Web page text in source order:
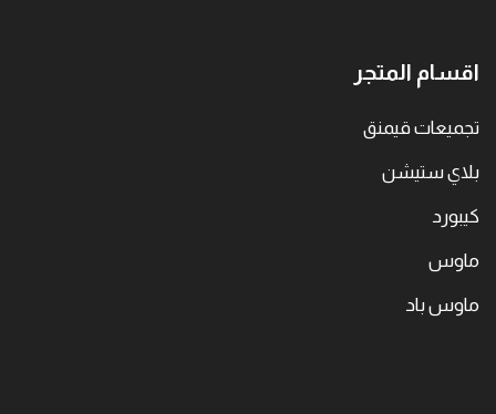
اقسام المتجر
تجميعات قيمنق
بلاي ستيشن
كيبورد
ماوس
ماوس باد